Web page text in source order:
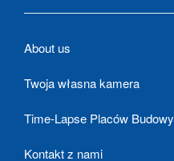
About us
Twoja własna kamera
Time-Lapse Placów Budowy
Kontakt z nami